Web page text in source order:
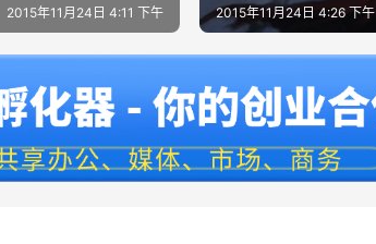
2015年11月24日 4:11 下午 2015年11月24日 4:26 下午